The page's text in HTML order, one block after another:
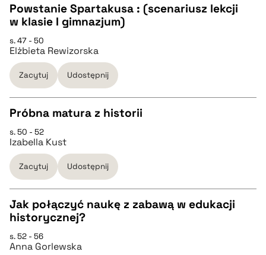
pobierz cytat
CZYSTY TEKST
pobierz cytat
BIBTEX
pobierz cytat
Powstanie Spartakusa : (scenariusz lekcji
w klasie I gimnazjum)
s. 47 - 50
Elżbieta Rewizorska
Zacytuj Udostępnij
CZYSTY TEKST
pobierz cytat
BIBTEX
pobierz cytat
Próbna matura z historii
s. 50 - 52
Izabella Kust
Zacytuj Udostępnij
CZYSTY TEKST
Jak połączyć naukę z zabawą w edukacji
historycznej?
s. 52 - 56
Anna Gorlewska